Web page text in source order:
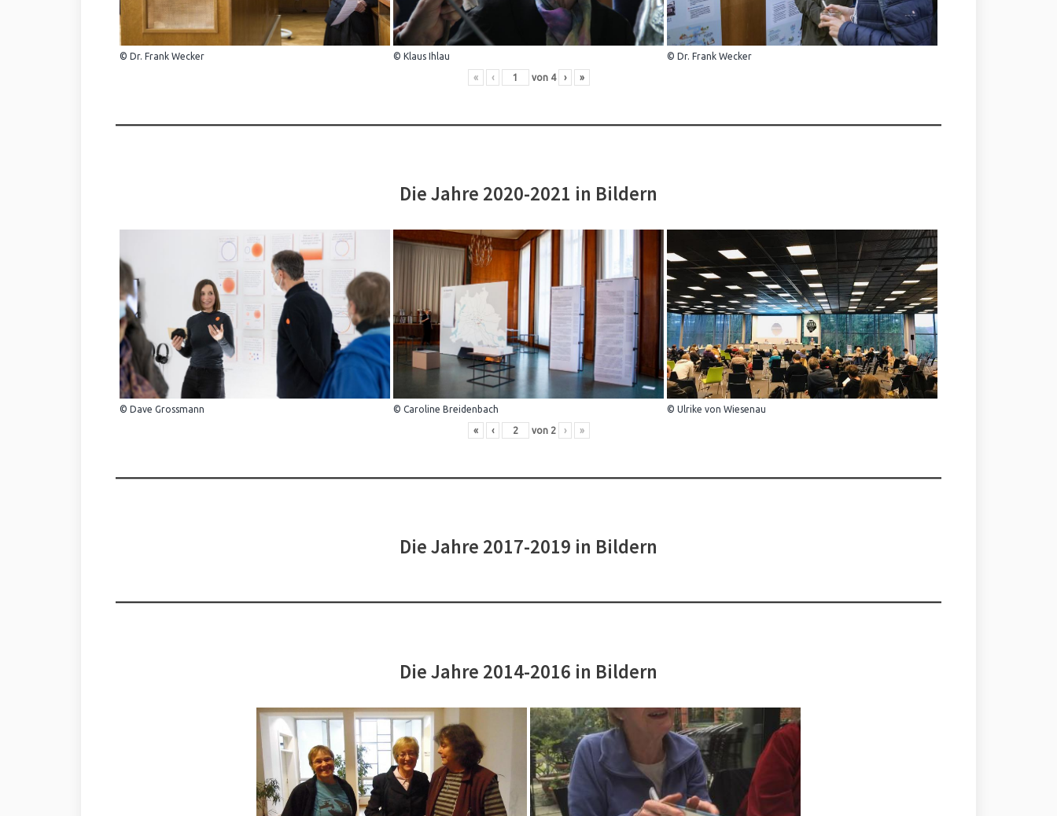
© Dr. Frank Wecker © Klaus Ihlau © Dr. Frank Wecker
« ‹ von 4 › »
Die Jahre 2020-2021 in Bildern
© Dave Grossmann © Caroline Breidenbach © Ulrike von Wiesenau
« ‹ von 2 › »
Die Jahre 2017-2019 in Bildern
Die Jahre 2014-2016 in Bildern